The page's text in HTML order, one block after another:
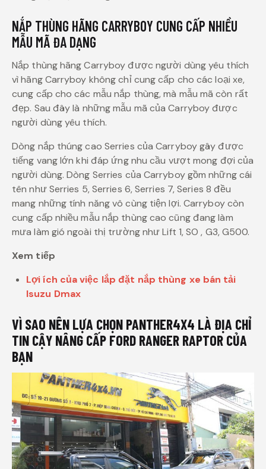
NẮP THÙNG HÃNG CARRYBOY CUNG CẤP NHIỀU
MẪU MÃ ĐA DẠNG
Nắp thùng hãng Carryboy được người dùng yêu thích
vì hãng Carryboy không chỉ cung cấp cho các loại xe,
cung cấp cho các mẫu nắp thùng, mà mẫu mã còn rất
đẹp. Sau đây là những mẫu mã của Carryboy được
người dùng yêu thích.
Dòng nắp thúng cao Serries của Carryboy gây được
tiếng vang lớn khi đáp ứng nhu cầu vượt mong đợi của
người dùng. Dòng Serries của Carryboy gồm những cái
tên như Serries 5, Serries 6, Serries 7, Series 8 đều
mang những tính năng vô cùng tiện lợi. Carryboy còn
cung cấp nhiều mẫu nắp thùng cao cũng đang làm
mưa làm gió ngoài thị trường như Lift 1, SO , G3, G500.
Xem tiếp
Lợi ích của việc lắp đặt nắp thùng xe bán tải
Isuzu Dmax
VÌ SAO NÊN LỰA CHỌN PANTHER4X4 LÀ ĐỊA CHỈ
TIN CẬY NÂNG CẤP FORD RANGER RAPTOR CỦA
BẠN